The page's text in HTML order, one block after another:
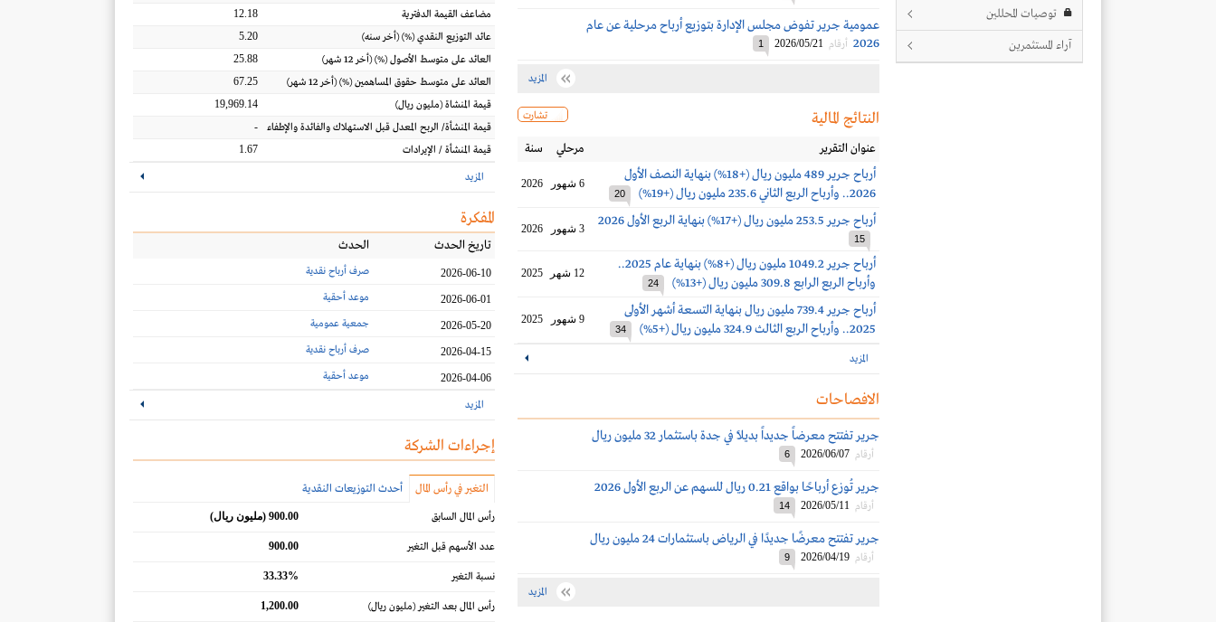
توصيات المحللين
آراء المستثمرين
عمومية جرير تفوض مجلس الإدارة بتوزيع أرباح مرحلية عن عام
2026 أرقام 2026/05/21
1
المزيد
تشارت النتائج المالية
عنوان التقرير مرحلي سنة
أرباح جرير 489 مليون ريال (+18%) بنهاية النصف الأول
2026.. وأرباح الربع الثاني 235.6 مليون ريال (+19%)
20
6 شهور 2026
أرباح جرير 253.5 مليون ريال (+17%) بنهاية الربع الأول 2026
15
3 شهور 2026
أرباح جرير 1049.2 مليون ريال (+8%) بنهاية عام 2025..
وأرباح الربع الرابع 309.8 مليون ريال (+13%)
24
12 شهر 2025
أرباح جرير 739.4 مليون ريال بنهاية التسعة أشهر الأولى
2025.. وأرباح الربع الثالث 324.9 مليون ريال (+5%)
34
9 شهور 2025
المزيد
الافصاحات
جرير تفتتح معرضاً جديداً بديلاً في جدة باستثمار 32 مليون ريال
أرقام 2026/06/07
6
جرير تُوزع أرباحًا بواقع 0.21 ريال للسهم عن الربع الأول 2026
أرقام 2026/05/11
14
جرير تفتتح معرضًا جديدًا في الرياض باستثمارات 24 مليون ريال
أرقام 2026/04/19
9
المزيد
مضاعف القيمة الدفترية
12.18
عائد التوزيع النقدي(%) (أخر سنه)
5.20
العائد على متوسط الأصول(%) (أخر 12 شهر)
25.88
العائد على متوسط حقوق المساهمين(%) (أخر 12 شهر)
67.25
قيمة المنشاة(مليون ريال)
19,969.14
قيمة المنشأة/ الربح المعدل قبل الاستهلاك والفائدة والإطفاء
-
قيمة المنشأة / الإيرادات
1.67
المزيد
المفكرة
تاريخ الحدث الحدث
2026-06-10 صرف أرباح نقدية
2026-06-01 موعد أحقية
2026-05-20 جمعية عمومية
2026-04-15 صرف أرباح نقدية
2026-04-06 موعد أحقية
المزيد
إجراءات الشركة
التغير في رأس المال أحدث التوزيعات النقدية
رأس المال السابق 900.00 (مليون ريال)
عدد الأسهم قبل التغير 900.00
نسبة التغير 33.33%
رأس المال بعد التغير(مليون ريال) 1,200.00